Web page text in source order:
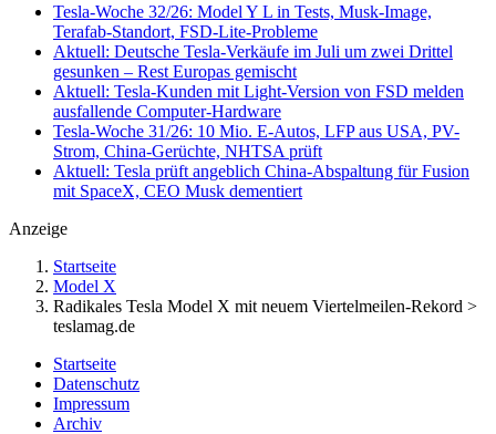
Tesla-Woche 32/26: Model Y L in Tests, Musk-Image,
Terafab-Standort, FSD-Lite-Probleme
Aktuell: Deutsche Tesla-Verkäufe im Juli um zwei Drittel
gesunken – Rest Europas gemischt
Aktuell: Tesla-Kunden mit Light-Version von FSD melden
ausfallende Computer-Hardware
Tesla-Woche 31/26: 10 Mio. E-Autos, LFP aus USA, PV-
Strom, China-Gerüchte, NHTSA prüft
Aktuell: Tesla prüft angeblich China-Abspaltung für Fusion
mit SpaceX, CEO Musk dementiert
Anzeige
Startseite
Model X
Radikales Tesla Model X mit neuem Viertelmeilen-Rekord >
teslamag.de
Startseite
Datenschutz
Impressum
Archiv